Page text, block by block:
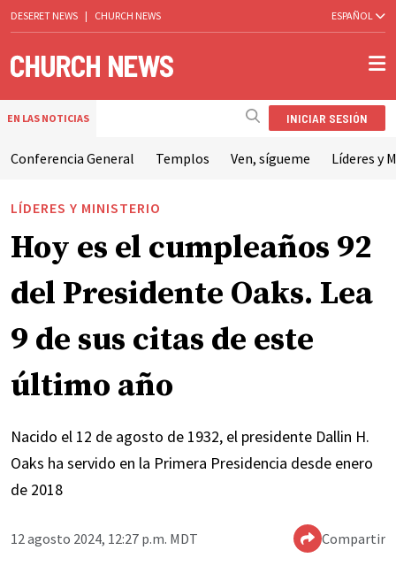
DESERET NEWS | CHURCH NEWS ESPAÑOL
EN LAS NOTICIAS INICIAR SESIÓN
Conferencia General Templos Ven, sígueme Líderes y
LÍDERES Y MINISTERIO
Hoy es el cumpleaños 92
del Presidente Oaks. Lea
9 de sus citas de este
último año
Nacido el 12 de agosto de 1932, el presidente Dallin H.
Oaks ha servido en la Primera Presidencia desde enero
de 2018
12 agosto 2024, 12:27 p.m. MDT Compartir